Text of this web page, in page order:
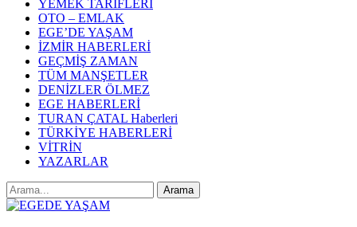
YEMEK TARİFLERİ
OTO – EMLAK
EGE’DE YAŞAM
İZMİR HABERLERİ
GEÇMİŞ ZAMAN
TÜM MANŞETLER
DENİZLER ÖLMEZ
EGE HABERLERİ
TURAN ÇATAL Haberleri
TÜRKİYE HABERLERİ
VİTRİN
YAZARLAR